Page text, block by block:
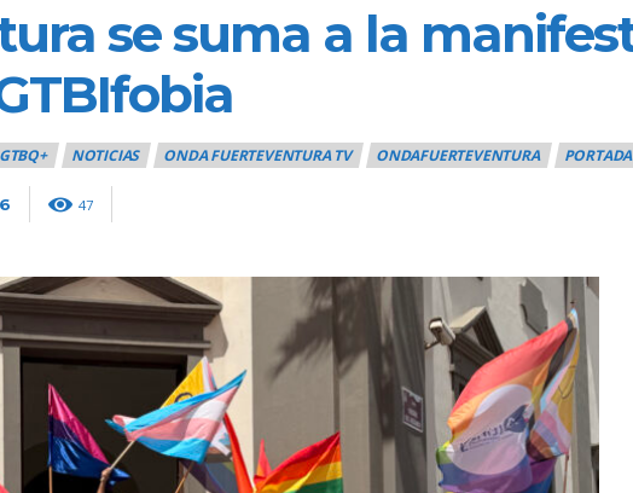
se suma a la
NOTICIAS ONDA FUERTEVENTURA TV ONDAFUERTEVENTURA PORTADA
47